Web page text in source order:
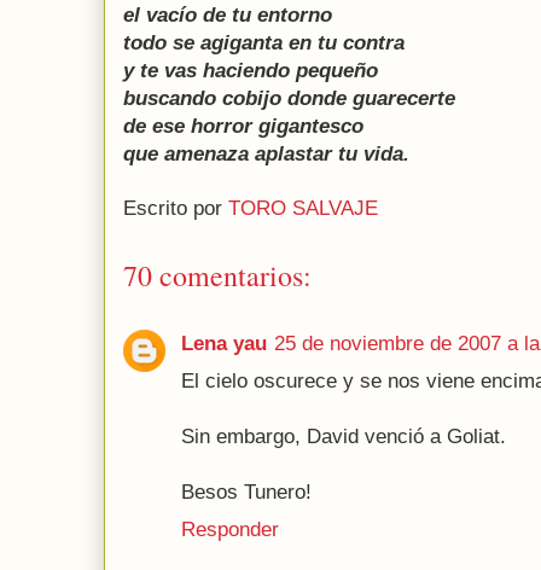
el vacío de tu entorno
todo se agiganta en tu contra
y te vas haciendo pequeño
buscando cobijo donde guarecerte
de ese horror gigantesco
que amenaza aplastar tu vida.
Escrito por TORO SALVAJE
70 comentarios:
Lena yau 25 de noviembre de 2007 a
El cielo oscurece y se nos viene
Sin embargo, David venció a Goliat.
Besos Tunero!
Responder